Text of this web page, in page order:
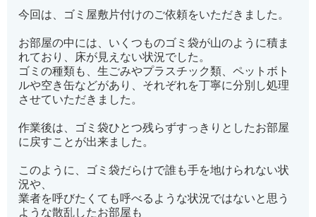
今回は、ゴミ屋敷片付けのご依頼をいただきました。
お部屋の中には、いくつものゴミ袋が山のように積ま
れており、床が見えない状況でした。
ゴミの種類も、生ごみやプラスチック類、ペットボト
ルや空き缶などがあり、それぞれを丁寧に分別し処理
させていただきました。
作業後は、ゴミ袋ひとつ残らずすっきりとしたお部屋
に戻すことが出来ました。
このように、ゴミ袋だらけで誰も手を地けられない状
況や、
業者を呼びたくても呼べるような状況ではないと思う
ような散乱したお部屋も